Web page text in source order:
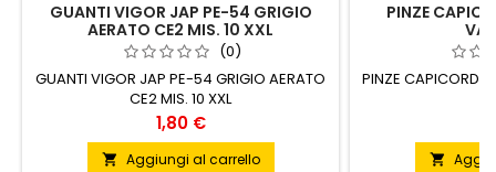
GUANTI VIGOR JAP PE-54 GRIGIO
AERATO CE2 MIS. 10 XXL
(0)
GUANTI VIGOR JAP PE-54 GRIGIO AERATO
CE2 MIS. 10 XXL
Prezzo
1,80 €
 Aggiungi al carrello
PINZE
PINZE CAPICORDA
